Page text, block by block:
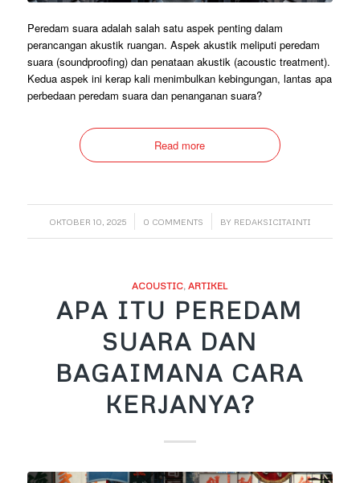
Peredam suara adalah salah satu aspek penting dalam
perancangan akustik ruangan. Aspek akustik meliputi peredam
suara (soundproofing) dan penataan akustik (acoustic treatment).
Kedua aspek ini kerap kali menimbulkan kebingungan, lantas apa
perbedaan peredam suara dan penanganan suara?
Read more
OKTOBER 10, 2025
/ 0 COMMENTS
/ BY REDAKSICITAINTI
ACOUSTIC,ARTIKEL
APA ITU PEREDAM
SUARA DAN
BAGAIMANA CARA
KERJANYA?